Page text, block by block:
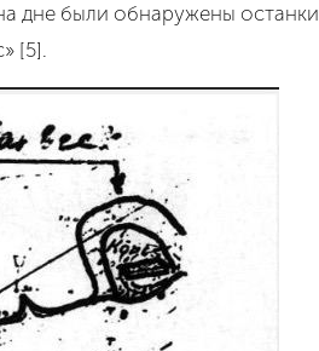
дне были обнаружены останки
» [5].